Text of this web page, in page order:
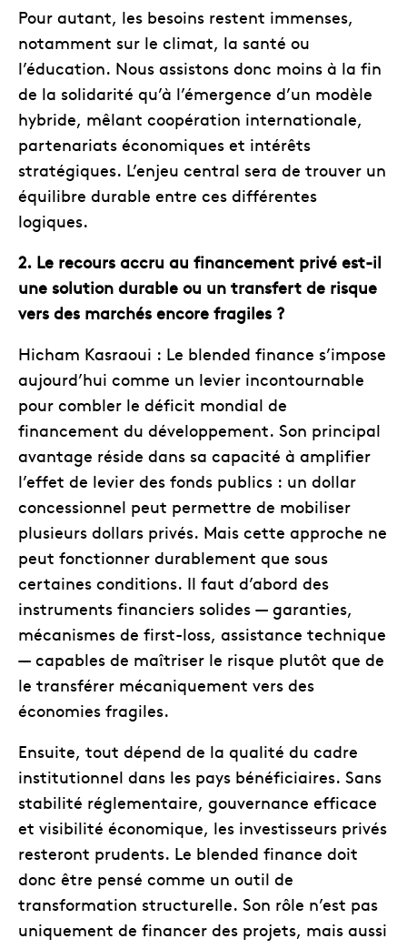
Pour autant, les besoins restent immenses,
notamment sur le climat, la santé ou
l’éducation. Nous assistons donc moins à la fin
de la solidarité qu’à l’émergence d’un modèle
hybride, mêlant coopération internationale,
partenariats économiques et intérêts
stratégiques. L’enjeu central sera de trouver un
équilibre durable entre ces différentes
logiques.
2. Le recours accru au financement privé est-il
une solution durable ou un transfert de risque
vers des marchés encore fragiles ?
Hicham Kasraoui : Le blended finance s’impose
aujourd’hui comme un levier incontournable
pour combler le déficit mondial de
financement du développement. Son principal
avantage réside dans sa capacité à amplifier
l’effet de levier des fonds publics : un dollar
concessionnel peut permettre de mobiliser
plusieurs dollars privés. Mais cette approche ne
peut fonctionner durablement que sous
certaines conditions. Il faut d’abord des
instruments financiers solides — garanties,
mécanismes de first-loss, assistance technique
— capables de maîtriser le risque plutôt que de
le transférer mécaniquement vers des
économies fragiles.
Ensuite, tout dépend de la qualité du cadre
institutionnel dans les pays bénéficiaires. Sans
stabilité réglementaire, gouvernance efficace
et visibilité économique, les investisseurs privés
resteront prudents. Le blended finance doit
donc être pensé comme un outil de
transformation structurelle. Son rôle n’est pas
uniquement de financer des projets, mais aussi